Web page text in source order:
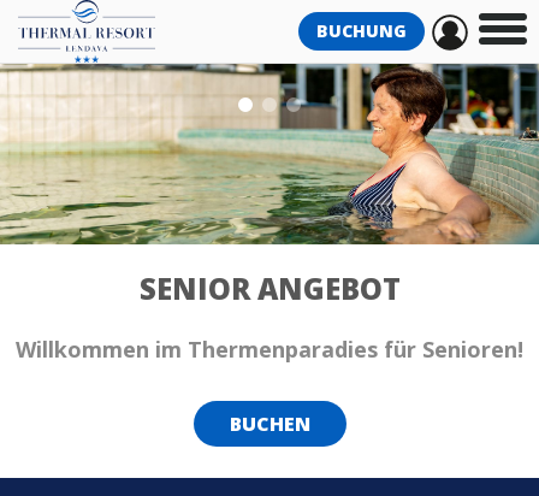
BUCHUNG
SENIOR ANGEBOT
Willkommen im Thermenparadies für Senioren!
BUCHEN